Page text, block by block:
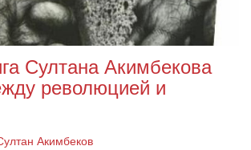
Султана Акимбекова
революцией и
Акимбеков